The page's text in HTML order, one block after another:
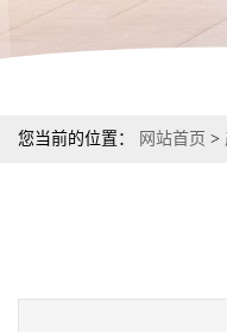
您当前的位置： 网站首页 >